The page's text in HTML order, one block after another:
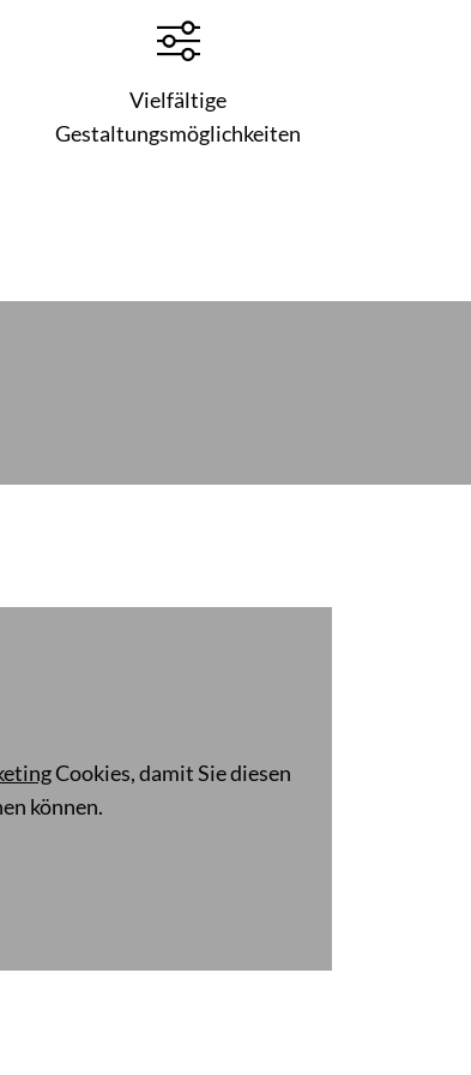
Vielfältige
Gestaltungsmöglichkeiten
Cookies, damit Sie diesen
können.